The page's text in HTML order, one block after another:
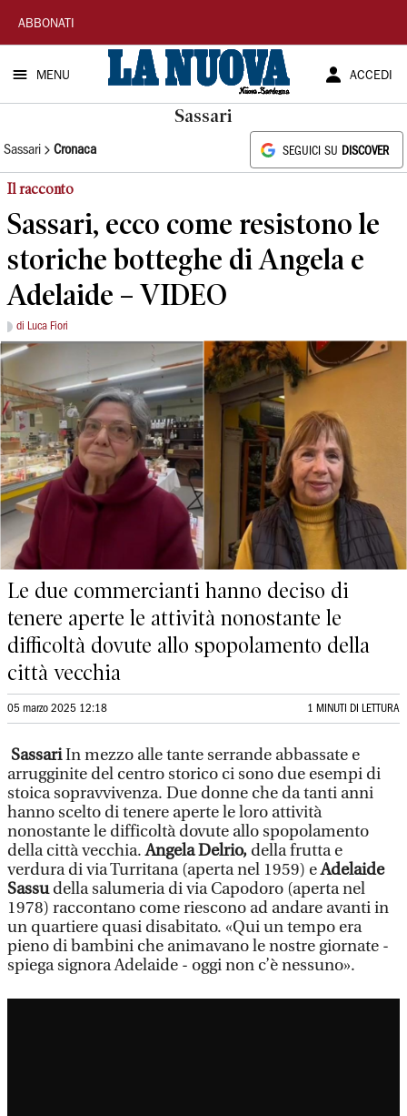
La
Nuova
Sardegna
ABBONATI
MENU ACCEDI
Sassari
Sassari Cronaca SEGUICI SU DISCOVER
Il racconto
Sassari, ecco come resistono le
storiche botteghe di Angela e
Adelaide – VIDEO
di Luca Fiori
Le due commercianti hanno deciso di
tenere aperte le attività nonostante le
difficoltà dovute allo spopolamento della
città vecchia
05 marzo 2025 12:18 1 MINUTI DI LETTURA
SassariIn mezzo alle tante serrande abbassate e
arrugginite del centro storico ci sono due esempi di
stoica sopravvivenza. Due donne che da tanti anni
hanno scelto di tenere aperte le loro attività
nonostante le difficoltà dovute allo spopolamento
della città vecchia.Angela Delrio, della frutta e
verdura di via Turritana (aperta nel 1959) eAdelaide
Sassudella salumeria di via Capodoro (aperta nel
1978) raccontano come riescono ad andare avanti in
un quartiere quasi disabitato. «Qui un tempo era
pieno di bambini che animavano le nostre giornate -
spiega signora Adelaide - oggi non c’è nessuno».